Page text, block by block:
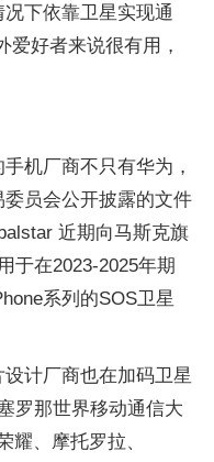
下依靠卫星实现通
爱好者来说很有用，
机厂商不只有华为，
员会公开披露的文件
近期向马斯克旗
于在2023-2025年期
系列的SOS卫星
计厂商也在加码卫星
罗那世界移动通信大
耀、摩托罗拉、